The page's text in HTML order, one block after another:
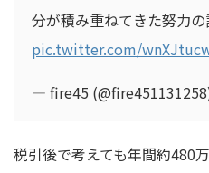
分が積み重ねてきた努力
pic.twitter.com/
— fire45
税引後で考えても年間約480万